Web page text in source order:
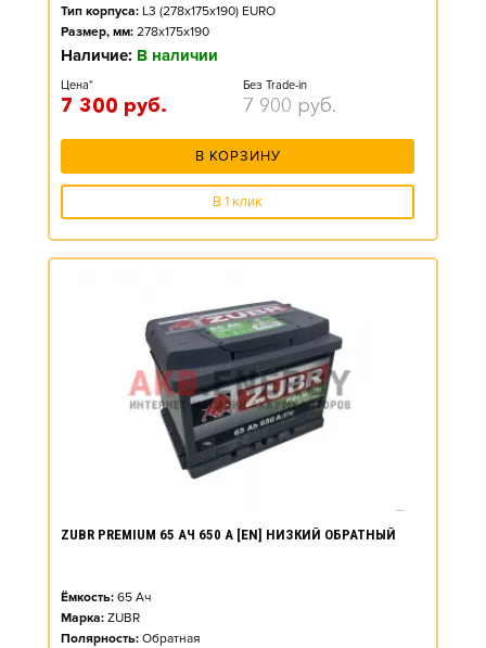
Тип корпуса: L3 (278x175x190) EURO
Размер, мм: 278x175x190
Наличие: В наличии
Цена*
7 300 руб.
Без Trade-in
7 900 руб.
В КОРЗИНУ
В 1 клик
ZUBR PREMIUM 65 АЧ 650 А [EN] НИЗКИЙ ОБРАТНЫЙ
Ёмкость: 65 Ач
Марка: ZUBR
Полярность: Обратная